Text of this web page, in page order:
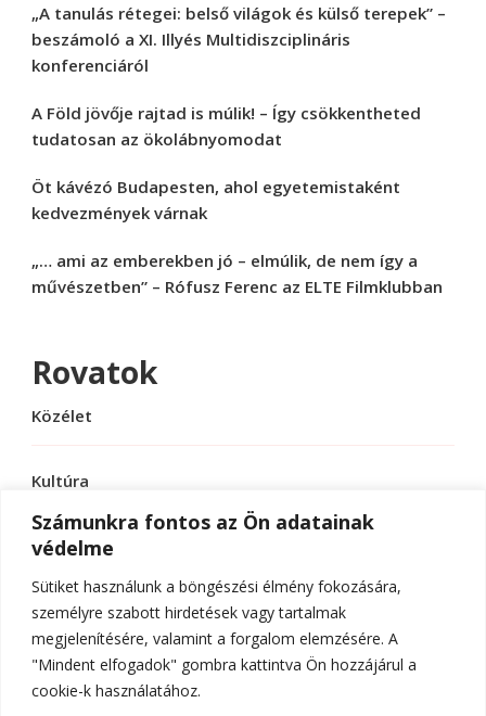
Számunkra fontos az Ön adatainak
védelme
Sütiket használunk a böngészési élmény fokozására,
személyre szabott hirdetések vagy tartalmak
megjelenítésére, valamint a forgalom elemzésére. A
"Mindent elfogadok" gombra kattintva Ön hozzájárul a
cookie-k használatához.
„A tanulás rétegei: belső világok és külső terepek” –
beszámoló a XI. Illyés Multidiszciplináris
konferenciáról
A Föld jövője rajtad is múlik! – Így csökkentheted
tudatosan az ökolábnyomodat
Öt kávézó Budapesten, ahol egyetemistaként
kedvezmények várnak
„… ami az emberekben jó – elmúlik, de nem így a
művészetben” – Rófusz Ferenc az ELTE Filmklubban
Rovatok
Közélet
Kultúra
Sport
Tudomány